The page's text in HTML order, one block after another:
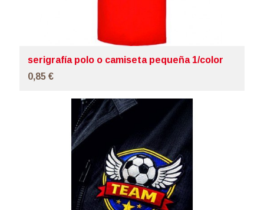
serigrafía polo o camiseta pequeña 1/color
0,85 €